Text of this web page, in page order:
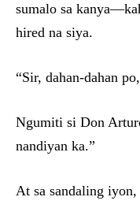
sumalo sa
hired na siya.
“Sir, dahan-dahan
Ngumiti si Don
nandiyan ka.”
At sa sandaling